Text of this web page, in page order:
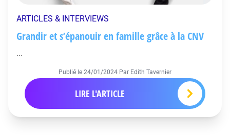
ARTICLES & INTERVIEWS
Grandir et s’épanouir en famille grâce à la CNV
...
Publié le 24/01/2024 Par Edith Tavernier
LIRE L'ARTICLE